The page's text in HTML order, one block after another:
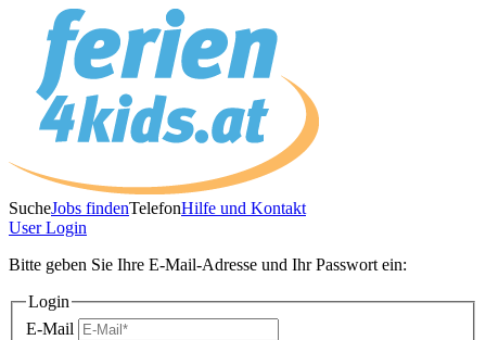
SucheJobs findenTelefonHilfe und Kontakt
UserLogin
Bitte geben Sie Ihre E-Mail-Adresse und Ihr Passwort ein:
Login
E-Mail